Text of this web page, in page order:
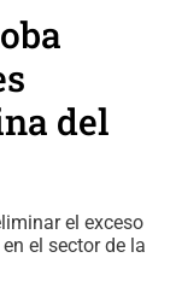
del
el exceso
el sector de la